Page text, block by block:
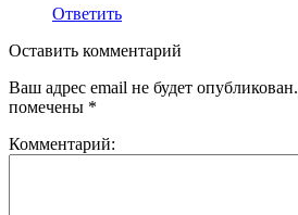
Ответить
Оставить комментарий
Ваш адрес email не будет опубликован.
помечены *
Комментарий: